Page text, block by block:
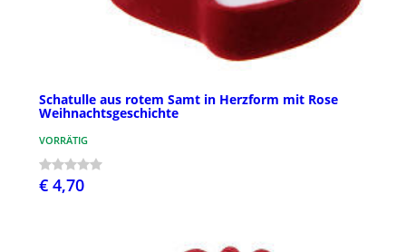
Schatulle aus rotem Samt in Herzform mit Rose
Weihnachtsgeschichte
VORRÄTIG
€ 4,70